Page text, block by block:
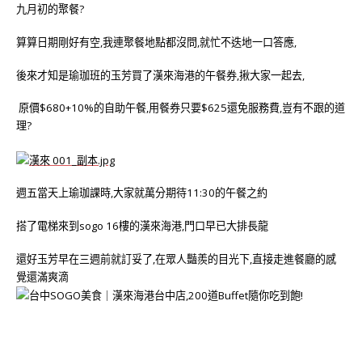
九月初的聚餐?
算算日期剛好有空,我連聚餐地點都沒問,就忙不迭地一口答應,
後來才知是瑜珈班的玉芳買了漢來海港的午餐券,揪大家一起去,
原價$680+10%的自助午餐,用餐券只要$625還免服務費,豈有不跟的道
理?
週五當天上瑜珈課時,大家就萬分期待11:30的午餐之約
搭了電梯來到sogo 16樓的漢來海港,門口早已大排長龍
還好玉芳早在三週前就訂妥了,在眾人豔羨的目光下,直接走進餐廳的感
覺還滿爽滴